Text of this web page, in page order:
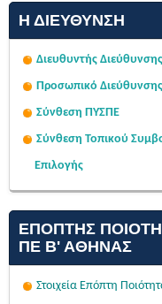
Η ΔΙΕΎΘΥΝΣΗ
Διευθυντής Διεύθυνσης
Προσωπικό Διεύθυνσης
Σύνθεση ΠΥΣΠΕ
Σύνθεση Τοπικού
Επιλογής
ΕΠΌΠΤΗΣ
ΠΕ Β' ΑΘΉΝΑΣ
Στοιχεία Επόπτη